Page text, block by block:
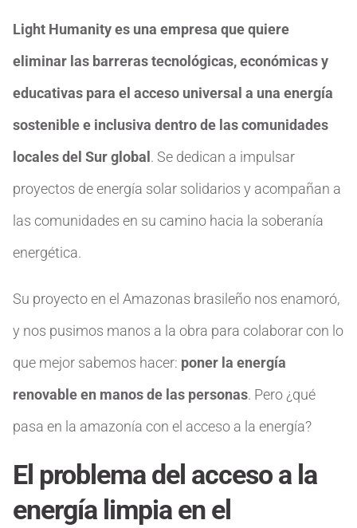
Light Humanity es una empresa que quiere
eliminar las barreras tecnológicas, económicas y
educativas para el acceso universal a una energía
sostenible e inclusiva dentro de las comunidades
locales del Sur global . Se dedican a impulsar
proyectos de energía solar solidarios y acompañan a
las comunidades en su camino hacia la soberanía
energética.
Su proyecto en el Amazonas brasileño nos enamoró,
y nos pusimos manos a la obra para colaborar con lo
que mejor sabemos hacer: poner la energía
renovable en manos de las personas. Pero ¿qué
pasa en la amazonía con el acceso a la energía?
El problema del acceso a la
energía limpia en el